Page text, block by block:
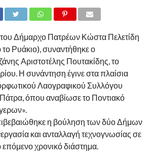
του Δήμαρχο Πατρέων Κώστα Πελετίδη
Ρυάκιο), συναντήθηκε ο
Αριστοτέλης Πουτακίδης, το
Η συνάντηση έγινε στα πλαίσια
Λαογραφικού Συλλόγου
όπου αναβίωσε το Ποντιακό
η βούληση των δύο Δήμων
και ανταλλαγή τεχνογνωσίας σε
επόμενο χρονικό διάστημα.